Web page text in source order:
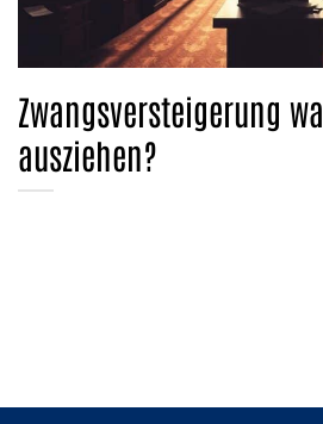
Zwangsversteigerung
ausziehen?